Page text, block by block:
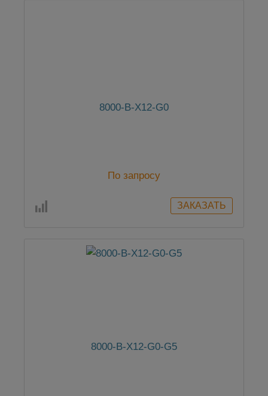
8000-B-X12-G0
По запросу
8000-B-X12-G0-G5